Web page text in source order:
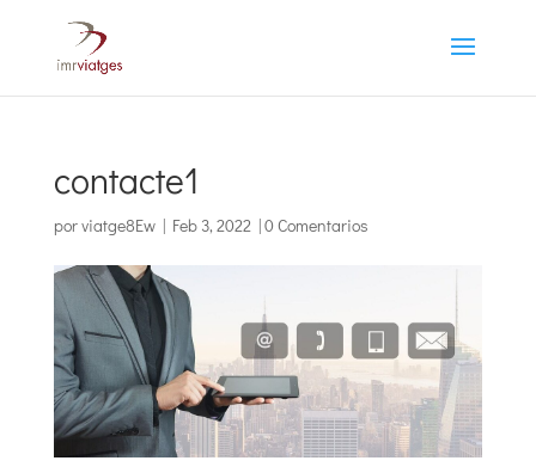
contacte1
porviatge8Ew| Feb 3, 2022|0 Comentarios